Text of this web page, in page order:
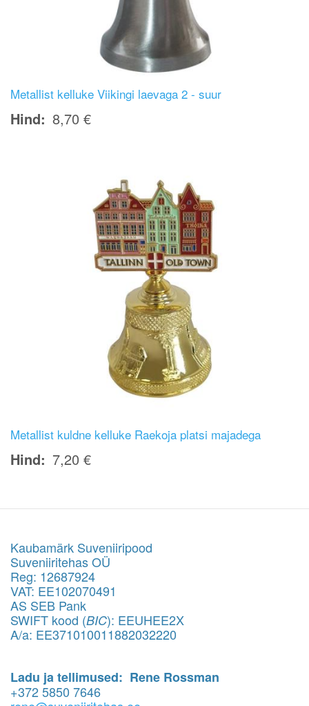
Metallist kelluke Viikingi laevaga 2 - suur
Hind 8,70 €
Metallist kuldne kelluke Raekoja platsi majadega
Hind 7,20 €
Kaubamärk Suveniiripood
Suveniiritehas OÜ
Reg: 12687924
VAT: EE102070491
AS SEB Pank
SWIFT kood (BIC): EEUHEE2X
A/a: EE371010011882032220
Ladu ja tellimused: Rene Rossman
+372 5850 7646